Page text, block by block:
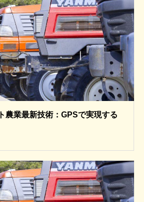
農業最新技術：GPSで実現する